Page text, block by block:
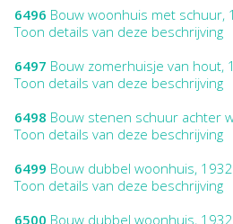
6496 Bouw woonhuis met schuur,
Toon details van deze beschrijving
6497 Bouw zomerhuisje van hout,
Toon details van deze beschrijving
6498 Bouw stenen schuur achter
Toon details van deze beschrijving
6499 Bouw dubbel woonhuis, 1932
Toon details van deze beschrijving
6500 Bouw dubbel woonhuis, 1932